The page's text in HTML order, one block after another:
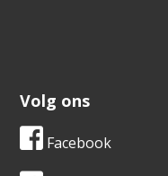
Volg ons
Facebook